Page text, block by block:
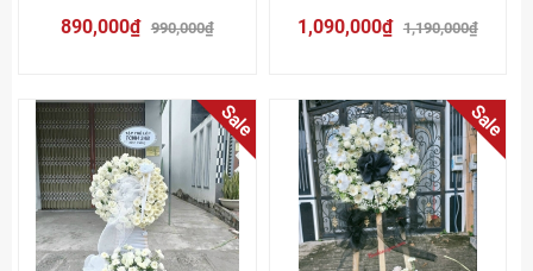
890,000₫ 990,000₫
1,090,000₫ 1,190,000₫
Sale Sale